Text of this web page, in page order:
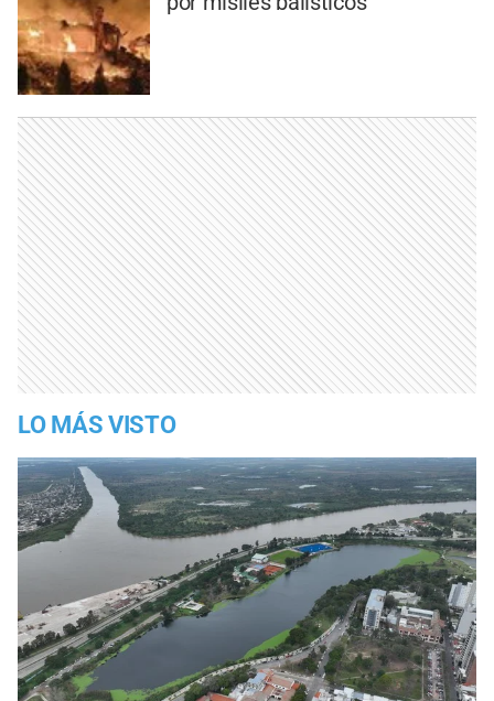
LO MÁS VISTO